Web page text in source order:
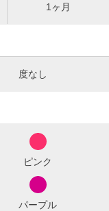
1ヶ月
度なし
ピンク
パープル